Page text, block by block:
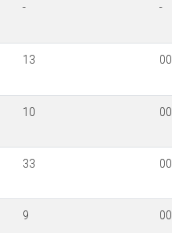
- -
13
10
33
9